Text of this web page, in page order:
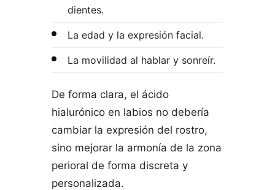
dientes.
La edad y la expresión facial.
La movilidad al hablar y sonreír.
De forma clara, el ácido
hialurónico en labios no debería
cambiar la expresión del rostro,
sino mejorar la armonía de la zona
perioral de forma discreta y
personalizada.